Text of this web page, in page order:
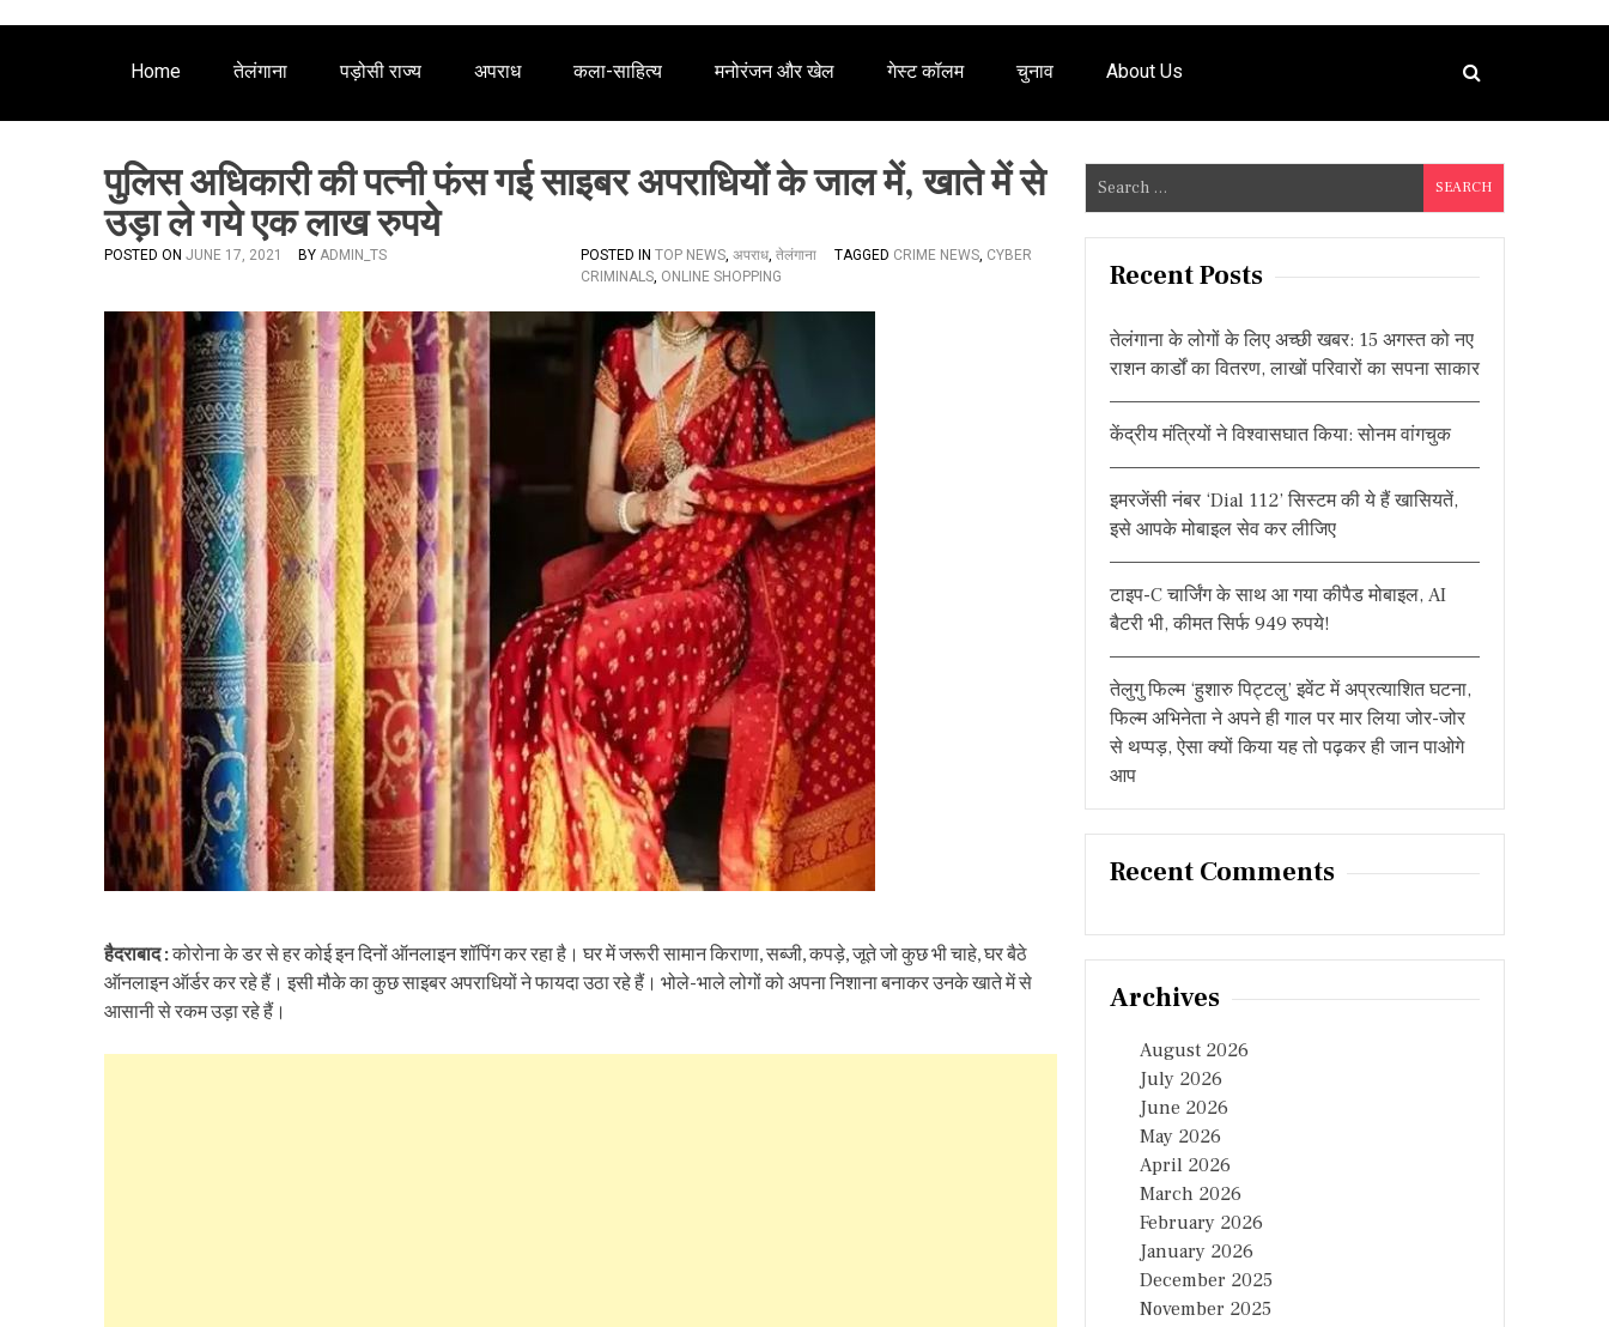
Home तेलंगाना पड़ोसी राज्य अपराध कला-साहित्य मनोरंजन और खेल गेस्ट कॉलम चुनाव About Us
पुलिस अधिकारी की पत्नी फंस गई साइबर अपराधियों के जाल में, खाते में से
उड़ा ले गये एक लाख रुपये
POSTED ON JUNE 17, 2021 BY ADMIN_TS POSTED IN TOP NEWS, अपराध, तेलंगाना TAGGED CRIME NEWS, CYBER
CRIMINALS, ONLINE SHOPPING
हैदराबाद :कोरोना के डर से हर कोई इन दिनों ऑनलाइन शॉपिंग कर रहा है। घर में जरूरी सामान किराणा, सब्जी, कपड़े, जूते जो कुछ भी चाहे, घर बैठे
ऑनलाइन ऑर्डर कर रहे हैं। इसी मौके का कुछ साइबर अपराधियों ने फायदा उठा रहे हैं। भोले-भाले लोगों को अपना निशाना बनाकर उनके खाते में से
आसानी से रकम उड़ा रहे हैं।
e
a
Recent Posts
तेलंगाना के लोगों के लिए अच्छी खबर: 15 अगस्त को नए
राशन कार्डों का वितरण, लाखों परिवारों का सपना साकार
केंद्रीय मंत्रियों ने विश्वासघात किया: सोनम वांगचुक
इमरजेंसी नंबर ‘Dial 112’ सिस्टम की ये हैं खासियतें,
इसे आपके मोबाइल सेव कर लीजिए
टाइप-C चार्जिंग के साथ आ गया कीपैड मोबाइल, AI
बैटरी भी, कीमत सिर्फ 949 रुपये!
तेलुगु फिल्म ‘हुशारु पिट्टलु’ इवेंट में अप्रत्याशित घटना,
फिल्म अभिनेता ने अपने ही गाल पर मार लिया जोर-जोर
से थप्पड़, ऐसा क्यों किया यह तो पढ़कर ही जान पाओगे
आप
Recent Comments
Archives
August 2026
July 2026
June 2026
May 2026
April 2026
March 2026
February 2026
January 2026
December 2025
November 2025